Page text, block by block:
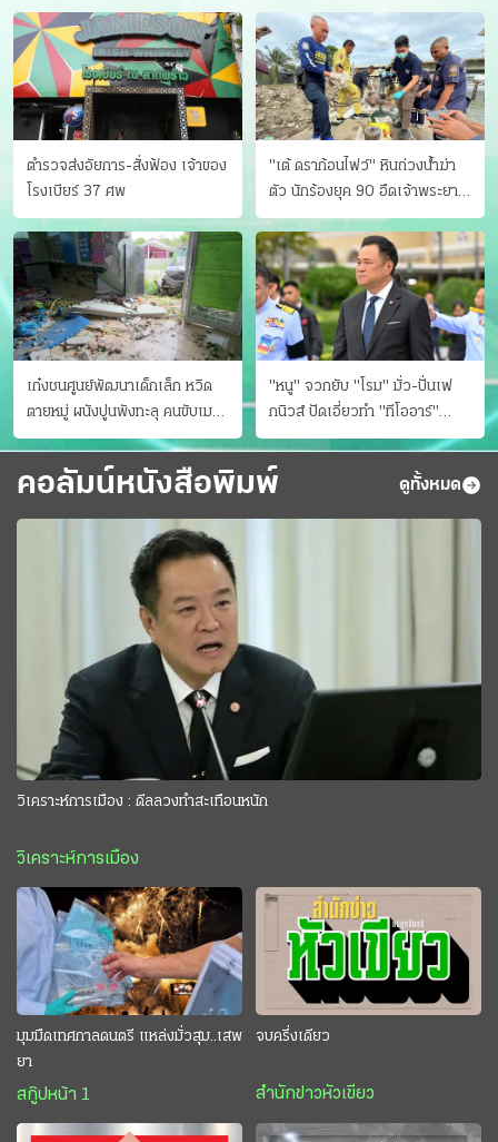
ตำรวจส่งอัยการ-สั่งฟ้อง เจ้าของ
โรงเบียร์ 37 ศพ
"เต้ ดราก้อนไฟว์" หินถ่วงน้ำฆ่า
ตัว นักร้องยุค 90 อืดเจ้าพระยา
แฟนหาตัววุ่น เครียดธุรกิจ!
เก๋งชนศูนย์พัฒนาเด็กเล็ก หวิด
ตายหมู่ ผนังปูนพังทะลุ คนขับเมา
ยา
"หนู" จวกยับ "โรม" มั่ว-ปั่นเฟ
กนิวส์ ปัดเอี่ยวทํา "ทีโออาร์"
ต้นทางโกงสอบฉาว
คอลัมน์หนังสือพิมพ์ ดูทั้งหมด
วิเคราะห์การเมือง : ดีลลวงทำสะเทือนหนัก
วิเคราะห์การเมือง
มุมมืดเทศกาลดนตรี แหล่งมั่วสุม..เสพ
ยา
สกู๊ปหน้า 1
จบครึ่งเดียว
สำนักข่าวหัวเขียว